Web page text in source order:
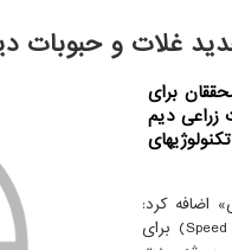
برای
زراعی دیم
اضافه کرد:
این موسسه با راه اندازی واحد به نژادی سریع (Speed Breeding) برای